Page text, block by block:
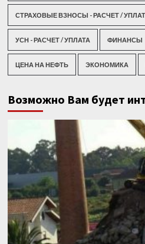
СТРАХОВЫЕ ВЗНОСЫ - РАСЧЕТ /
УСН - РАСЧЕТ / УПЛАТА ФИНАНСЫ
ЦЕНА НА НЕФТЬ ЭКОНОМИКА
Возможно Вам будет